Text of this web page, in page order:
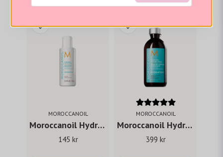
MOROCCANOIL
Moroccanoil Hydrating Conditioner 70 ml
145 kr
MOROCCANOIL
Moroccanoil Hydrating Styling Cream 300 ml
399 kr